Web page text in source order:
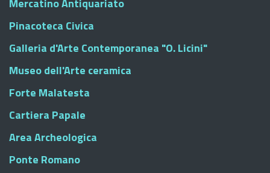
Mercatino Antiquariato
Pinacoteca Civica
Galleria d'Arte Contemporanea "O. Licini"
Museo dell'Arte ceramica
Forte Malatesta
Cartiera Papale
Area Archeologica
Ponte Romano